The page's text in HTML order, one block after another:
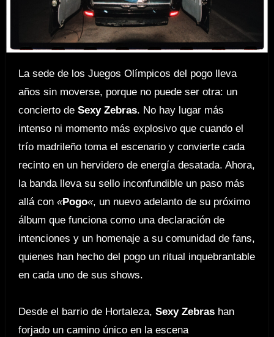
La sede de los Juegos Olímpicos del pogo lleva
años sin moverse, porque no puede ser otra: un
concierto de Sexy Zebras. No hay lugar más
intenso ni momento más explosivo que cuando el
trío madrileño toma el escenario y convierte cada
recinto en un hervidero de energía desatada. Ahora,
la banda lleva su sello inconfundible un paso más
allá con «Pogo«, un nuevo adelanto de su próximo
álbum que funciona como una declaración de
intenciones y un homenaje a su comunidad de fans,
quienes han hecho del pogo un ritual inquebrantable
en cada uno de sus shows.
Desde el barrio de Hortaleza, Sexy Zebrashan
forjado un camino único en la escena